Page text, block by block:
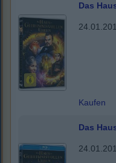
Das
Kaufen
Das